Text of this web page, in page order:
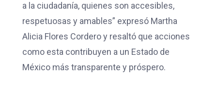
a la ciudadanía, quienes son accesibles,
respetuosas y amables” expresó Martha
Alicia Flores Cordero y resaltó que acciones
como esta contribuyen a un Estado de
México más transparente y próspero.